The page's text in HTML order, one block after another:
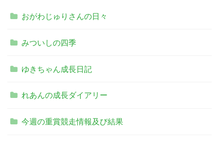
おがわじゅりさんの日々
みついしの四季
ゆきちゃん成長日記
れあんの成長ダイアリー
今週の重賞競走情報及び結果